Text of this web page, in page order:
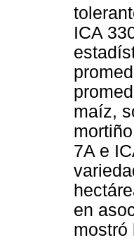
ICA
maíz,
7A e
en
mostró